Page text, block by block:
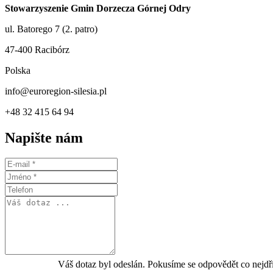
Stowarzyszenie Gmin Dorzecza Górnej Odry
ul. Batorego 7 (2. patro)
47-400 Racibórz
Polska
info@euroregion-silesia.pl
+48 32 415 64 94
Napište nám
Váš dotaz byl odeslán. Pokusíme se odpovědět co